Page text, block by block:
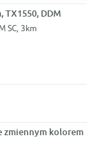
TX1550, DDM
SC, 3km
zmiennym kolorem